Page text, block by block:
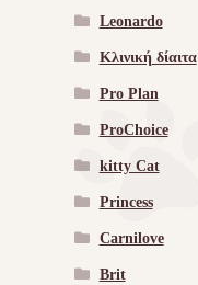
Leonardo
Κλινική δίαιτα
Pro Plan
ProChoice
kitty Cat
Princess
Carnilove
Brit